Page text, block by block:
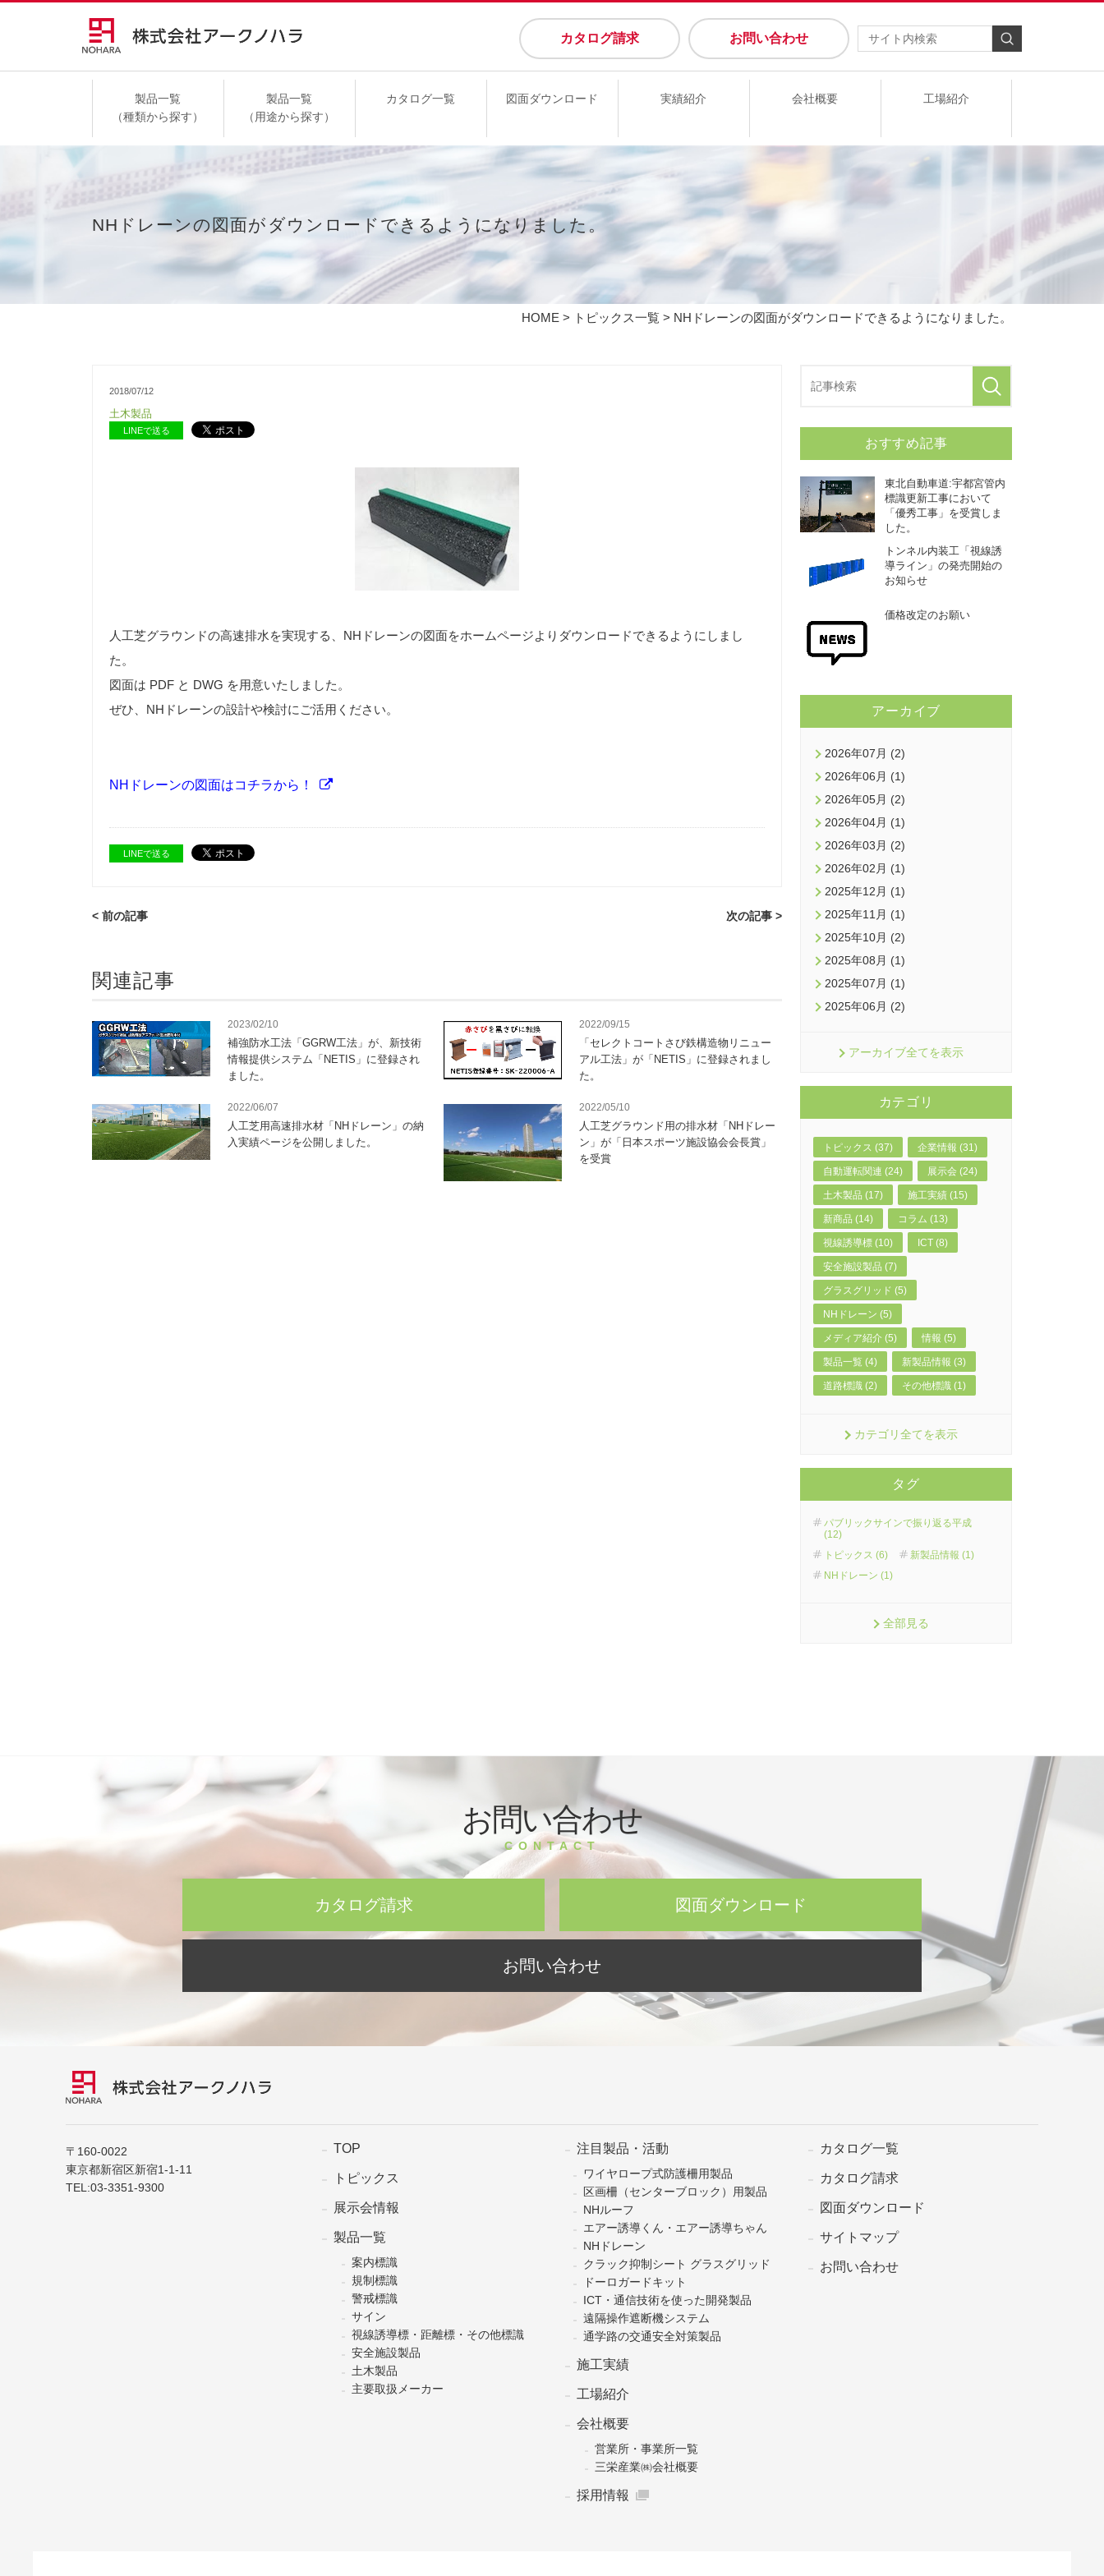
カタログ請求 お問い合わせ
製品一覧
（種類から探す）
製品一覧
（用途から探す）
カタログ一覧 図面ダウンロード 実績紹介 会社概要 工場紹介
NHドレーンの図面がダウンロードできるようになりました。
HOME > トピックス一覧 > NHドレーンの図面がダウンロードできるようになりました。
2018/07/12
土木製品
LINEで送る
人工芝グラウンドの高速排水を実現する、NHドレーンの図面をホームページよりダウンロードできるようにしまし
た。
図面は PDF と DWG を用意いたしました。
ぜひ、NHドレーンの設計や検討にご活用ください。
NHドレーンの図面はコチラから！
LINEで送る
< 前の記事 次の記事 >
関連記事
2023/02/10
補強防水工法「GGRW工法」が、新技術
情報提供システム「NETIS」に登録され
ました。
2022/09/15
「セレクトコートさび鉄構造物リニュー
アル工法」が「NETIS」に登録されまし
た。
2022/06/07
人工芝用高速排水材「NHドレーン」の納
入実績ページを公開しました。
2022/05/10
人工芝グラウンド用の排水材「NHドレー
ン」が「日本スポーツ施設協会会長賞」
を受賞
おすすめ記事
東北自動車道:宇都宮管内
標識更新工事において
「優秀工事」を受賞しま
した。
トンネル内装工「視線誘
導ライン」の発売開始の
お知らせ
価格改定のお願い
アーカイブ
2026年07月 (2)
2026年06月 (1)
2026年05月 (2)
2026年04月 (1)
2026年03月 (2)
2026年02月 (1)
2025年12月 (1)
2025年11月 (1)
2025年10月 (2)
2025年08月 (1)
2025年07月 (1)
2025年06月 (2)
アーカイブ全てを表示
カテゴリ
トピックス (37) 企業情報 (31)
自動運転関連 (24) 展示会 (24)
土木製品 (17) 施工実績 (15)
新商品 (14) コラム (13)
視線誘導標 (10) ICT (8)
安全施設製品 (7)
グラスグリッド (5)
NHドレーン (5)
メディア紹介 (5) 情報 (5)
製品一覧 (4) 新製品情報 (3)
道路標識 (2) その他標識 (1)
カテゴリ全てを表示
タグ
パブリックサインで振り返る平成
(12)
トピックス (6)
新製品情報 (1)
NHドレーン (1)
全部見る
お問い合わせ
CONTACT
カタログ請求 図面ダウンロード
お問い合わせ
〒160-0022
東京都新宿区新宿1-1-11
TEL:03-3351-9300
TOP
トピックス
展示会情報
製品一覧
案内標識
規制標識
警戒標識
サイン
視線誘導標・距離標・その他標識
安全施設製品
土木製品
主要取扱メーカー
注目製品・活動
ワイヤロープ式防護柵用製品
区画柵（センターブロック）用製品
NHルーフ
エアー誘導くん・エアー誘導ちゃん
NHドレーン
クラック抑制シート グラスグリッド
ドーロガードキット
ICT・通信技術を使った開発製品
遠隔操作遮断機システム
通学路の交通安全対策製品
施工実績
工場紹介
会社概要
営業所・事業所一覧
三栄産業㈱会社概要
採用情報
カタログ一覧
カタログ請求
図面ダウンロード
サイトマップ
お問い合わせ